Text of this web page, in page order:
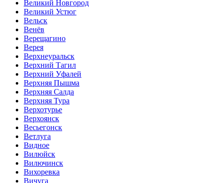
Великий Новгород
Великий Устюг
Вельск
Венёв
Верещагино
Верея
Верхнеуральск
Верхний Тагил
Верхний Уфалей
Верхняя Пышма
Верхняя Салда
Верхняя Тура
Верхотурье
Верхоянск
Весьегонск
Ветлуга
Видное
Вилюйск
Вилючинск
Вихоревка
Вичуга